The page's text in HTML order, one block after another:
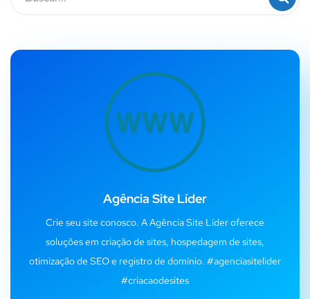
Agência Site Líder
Crie seu site conosco. A Agência Site Líder oferece
soluções em criação de sites, hospedagem de sites,
otimização de SEO e registro de domínio. #agenciasitelider
#criacaodesites